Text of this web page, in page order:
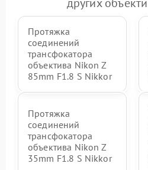
Протяжка
соединений
трансфокатора
объектива Nikon Z
85mm F1.8 S Nikkor
Протяжка
соединений
трансфокатора
объектива Nikon Z
35mm F1.8 S Nikkor